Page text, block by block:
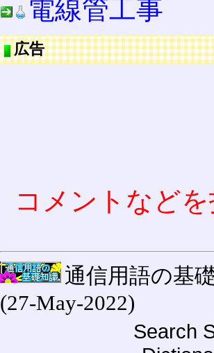
電線管工事
広告
コメントなど
通信用語の基
(27-May-2022)
Search